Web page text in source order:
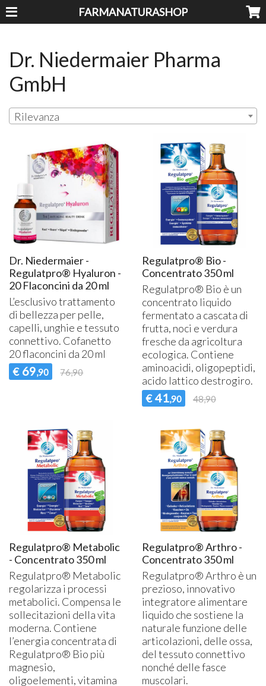
FARMANATURASHOP
Dr. Niedermaier Pharma
GmbH
Rilevanza
Dr. Niedermaier -
Regulatpro® Hyaluron -
20 Flaconcini da 20 ml
L’esclusivo trattamento
di bellezza per pelle,
capelli, unghie e tessuto
connettivo. Cofanetto
20 flaconcini da 20 ml
€ 69,90 76,90
Regulatpro® Bio -
Concentrato 350 ml
Regulatpro® Bio è un
concentrato liquido
fermentato a cascata di
frutta, noci e verdura
fresche da agricoltura
ecologica. Contiene
aminoacidi, oligopeptidi,
acido lattico destrogiro.
€ 41,90 48,90
Regulatpro® Metabolic
- Concentrato 350 ml
Regulatpro® Metabolic
regolarizza i processi
metabolici. Compensa le
sollecitazioni della vita
moderna. Contiene
l’energia concentrata di
Regulatpro® Bio più
magnesio,
oligoelementi, vitamina
Regulatpro® Arthro -
Concentrato 350 ml
Regulatpro® Arthro è un
prezioso, innovativo
integratore alimentare
liquido che sostiene la
naturale funzione delle
articolazioni, delle ossa,
del tessuto connettivo
nonché delle fasce
muscolari.